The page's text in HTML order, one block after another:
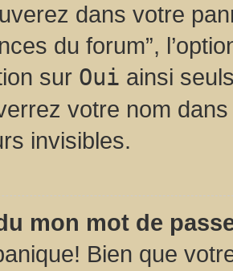
dans votre
du forum”,
sur Oui ainsi
votre nom
invisibles.
mon mot de
Bien que